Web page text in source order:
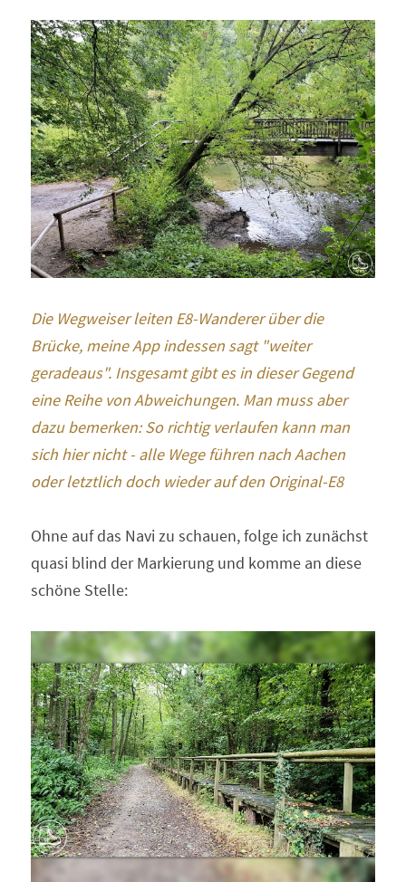
Die Wegweiser leiten E8-Wanderer über die
Brücke, meine App indessen sagt "weiter
geradeaus". Insgesamt gibt es in dieser Gegend
eine Reihe von Abweichungen. Man muss aber
dazu bemerken: So richtig verlaufen kann man
sich hier nicht - alle Wege führen nach Aachen
oder letztlich doch wieder auf den Original-E8
Ohne auf das Navi zu schauen, folge ich zunächst
quasi blind der Markierung und komme an diese
schöne Stelle: